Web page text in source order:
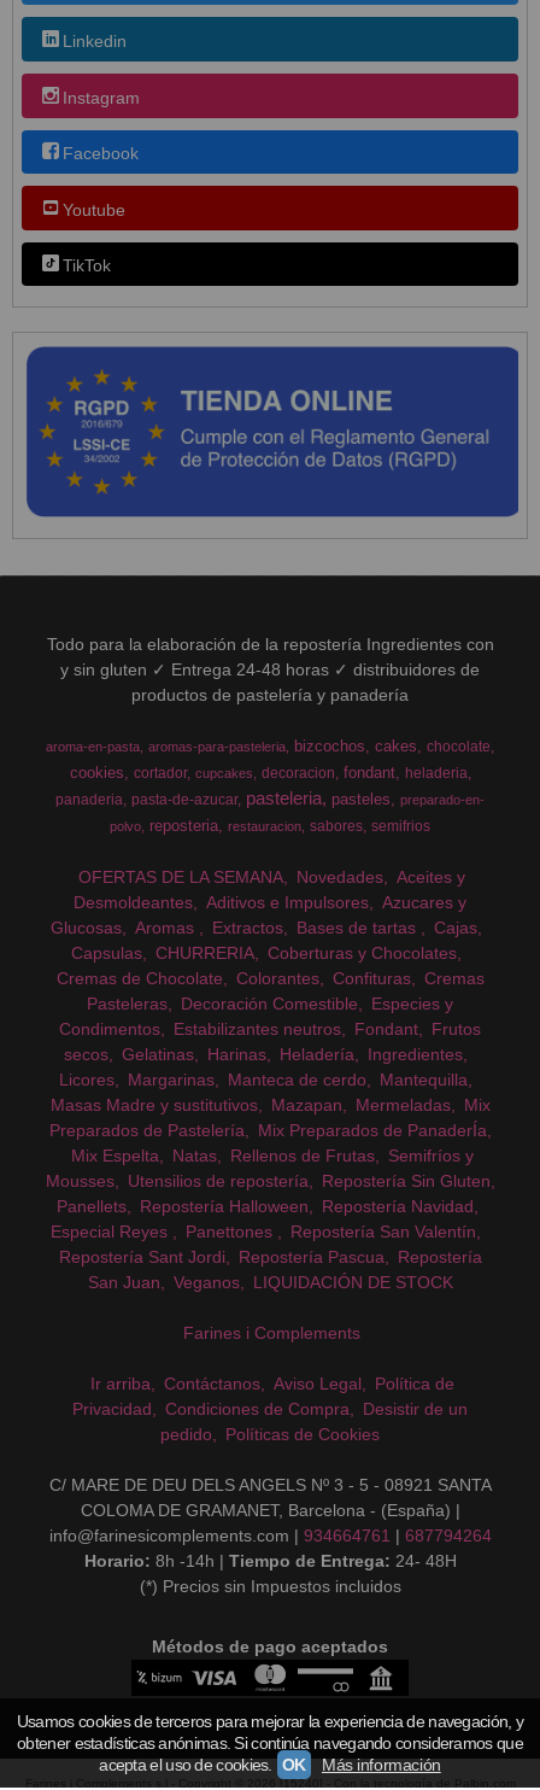
Linkedin
Instagram
Facebook
Youtube
TikTok
Todo para la elaboración de la repostería Ingredientes con
y sin gluten ✓ Entrega 24-48 horas ✓ distribuidores de
productos de pastelería y panadería
aroma-en-pasta aromas-para-pasteleria bizcochos cakes chocolate
cookies cortador cupcakes decoracion fondant
heladeria
panaderia pasta-de-azucar pasteleria pasteles
preparado-en-
polvo
reposteria restauracion sabores semifrios
OFERTAS DE LA SEMANA Novedades
Aceites y
Desmoldeantes
Aditivos e Impulsores
Azucares y
Glucosas
Aromas Extractos Bases de tartas
Cajas
Capsulas
CHURRERIA
Coberturas y Chocolates
Cremas de Chocolate
Colorantes Confituras
Cremas
Pasteleras
Decoración Comestible
Especies y
Condimentos
Estabilizantes neutros Fondant
Frutos
secos
Gelatinas Harinas Heladería
Ingredientes
Licores
Margarinas Manteca de cerdo
Mantequilla
Masas Madre y sustitutivos
Mazapan Mermeladas
Mix
Preparados de Pastelería
Mix Preparados de PanaderÍa
Mix Espelta
Natas Rellenos de Frutas
Semifríos y
Mousses
Utensilios de repostería
Repostería Sin Gluten
Panellets
Repostería Halloween
Repostería Navidad
Especial Reyes
Panettones
Repostería San Valentín
Repostería Sant Jordi
Repostería Pascua
Repostería
San Juan
Veganos LIQUIDACIÓN DE STOCK
Farines i Complements
Ir arriba Contáctanos Aviso Legal
Política de
Privacidad
Condiciones de Compra
Desistir de un
pedido
Políticas de Cookies
C/ MARE DE DEU DELS ANGELS Nº 3 - 5 - 08921 SANTA
COLOMA DE GRAMANET, Barcelona - (España) |
info@farinesicomplements.com | 934664761 | 687794264
Horario: 8h -14h | Tiempo de Entrega: 24- 48H
(*) Precios sin Impuestos incluidos
Métodos de pago aceptados
- Copyright © 2026 [15240] - Con la tecnología de Palbin.com
Usamos cookies de terceros para mejorar la experiencia de navegación, y
obtener estadísticas anónimas. Si continúa navegando consideramos que
acepta el uso de cookies. OK Más información